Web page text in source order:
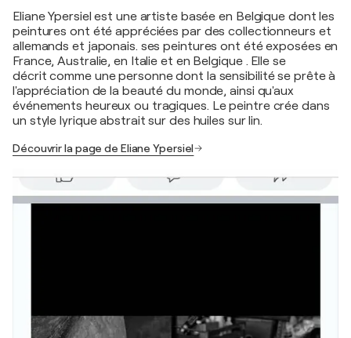
Eliane Ypersiel est une artiste basée en Belgique dont les
peintures ont été appréciées par des collectionneurs et
allemands et japonais. ses peintures ont été exposées en
France, Australie, en Italie et en Belgique . Elle se
décrit comme une personne dont la sensibilité se prête à
l'appréciation de la beauté du monde, ainsi qu'aux
événements heureux ou tragiques. Le peintre crée dans
un style lyrique abstrait sur des huiles sur lin.
Découvrir la page de Eliane Ypersiel